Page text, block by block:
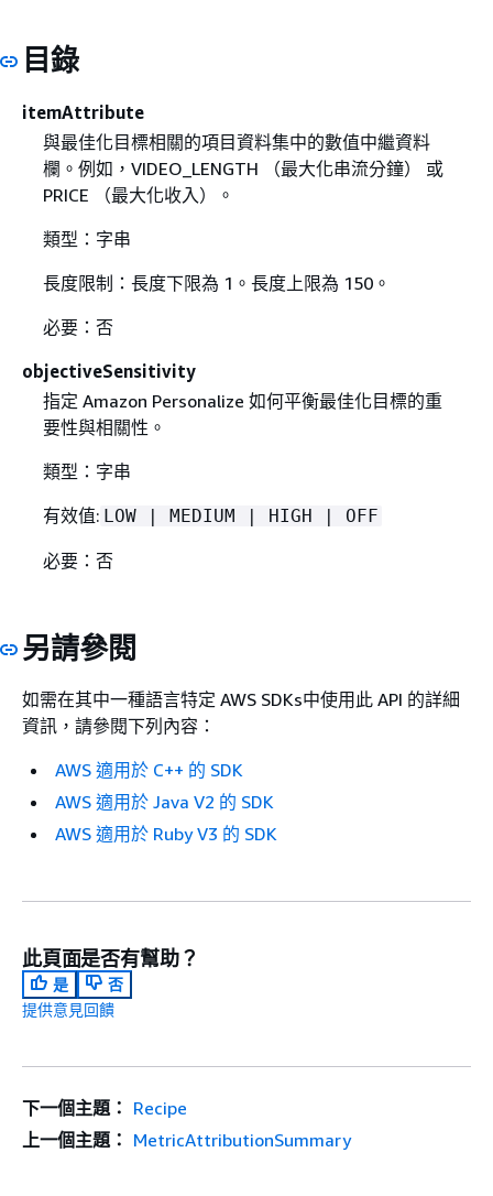
目錄
itemAttribute
與最佳化目標相關的項目資料集中的數值中繼資料
欄。例如，VIDEO_LENGTH （最大化串流分鐘） 或
PRICE （最大化收入）。
類型：字串
長度限制：長度下限為 1。長度上限為 150。
必要：否
objectiveSensitivity
指定 Amazon Personalize 如何平衡最佳化目標的重
要性與相關性。
類型：字串
有效值: LOW | MEDIUM | HIGH | OFF
必要：否
另請參閱
如需在其中一種語言特定 AWS SDKs中使用此 API 的詳細
資訊，請參閱下列內容：
AWS 適用於 C++ 的 SDK
AWS 適用於 Java V2 的 SDK
AWS 適用於 Ruby V3 的 SDK
此頁面是否有幫助？
是
否
提供意見回饋
下一個主題： Recipe
上一個主題： MetricAttributionSummary